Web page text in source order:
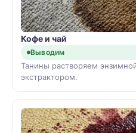
Кофе и чай
Выводим
Танины растворяем
экстрактором.